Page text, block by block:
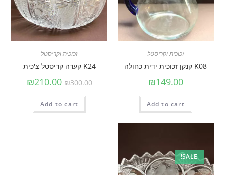
זכוכית וקריסטל
K08 קנקן זכוכית ידית כחולה
₪149.00
Add to cart
זכוכית וקריסטל
K24 קערה קריסטל צ'כית
₪300.00
₪210.00
Add to cart
SALE!